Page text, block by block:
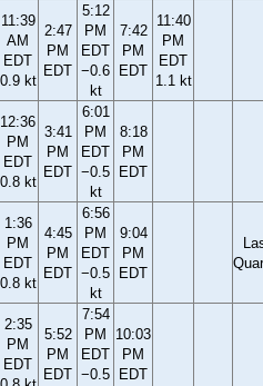
11:39
AM
EDT
0.9 kt
2:47
PM
EDT
5:12
PM
EDT
−0.6
kt
7:42
PM
EDT
11:40
PM
EDT
1.1 kt
12:36
PM
EDT
0.8 kt
3:41
PM
EDT
6:01
PM
EDT
−0.5
kt
8:18
PM
EDT
1:36
PM
EDT
0.8 kt
4:45
PM
EDT
6:56
PM
EDT
−0.5
kt
9:04
PM
EDT
2:35
PM
EDT
5:52
PM
EDT
7:54
PM
EDT
−0.5
10:03
PM
EDT